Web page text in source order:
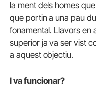
la ment dels homes
que portin a una pau
fonamental. Llavors en
superior ja va ser vist
a aquest objectiu.
I va funcionar?